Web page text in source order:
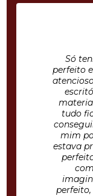
Só
perfeito
tudo
mim
estava